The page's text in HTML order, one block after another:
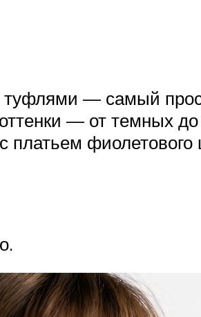
— самый
— от темных
фиолетового